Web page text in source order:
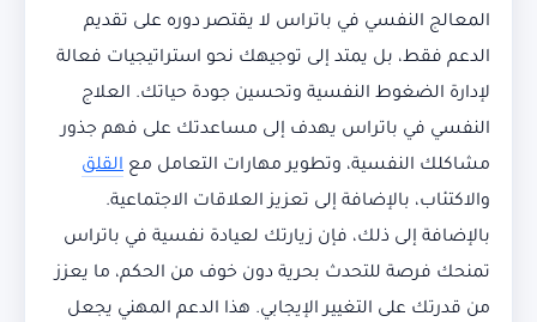
المعالج النفسي في باتراس لا يقتصر دوره على تقديم
الدعم فقط، بل يمتد إلى توجيهك نحو استراتيجيات فعالة
لإدارة الضغوط النفسية وتحسين جودة حياتك. العلاج
النفسي في باتراس يهدف إلى مساعدتك على فهم جذور
مشاكلك النفسية، وتطوير مهارات التعامل مع القلق
والاكتئاب، بالإضافة إلى تعزيز العلاقات الاجتماعية.
بالإضافة إلى ذلك، فإن زيارتك لعيادة نفسية في باتراس
تمنحك فرصة للتحدث بحرية دون خوف من الحكم، ما يعزز
من قدرتك على التغيير الإيجابي. هذا الدعم المهني يجعل